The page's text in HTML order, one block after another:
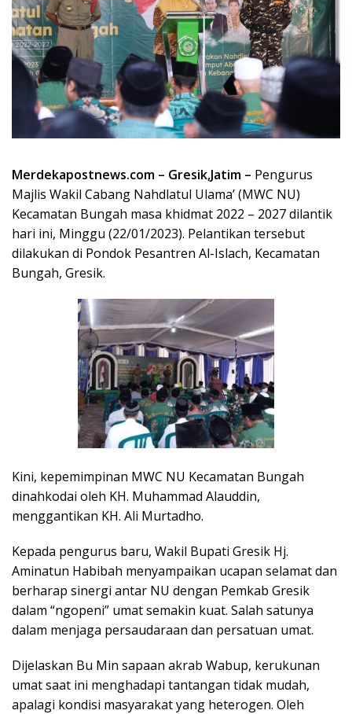
Merdekapostnews.com – Gresik,Jatim – Pengurus
Majlis Wakil Cabang Nahdlatul Ulama’ (MWC NU)
Kecamatan Bungah masa khidmat 2022 – 2027 dilantik
hari ini, Minggu (22/01/2023). Pelantikan tersebut
dilakukan di Pondok Pesantren Al-Islach, Kecamatan
Bungah, Gresik.
Kini, kepemimpinan MWC NU Kecamatan Bungah
dinahkodai oleh KH. Muhammad Alauddin,
menggantikan KH. Ali Murtadho.
Kepada pengurus baru, Wakil Bupati Gresik Hj.
Aminatun Habibah menyampaikan ucapan selamat dan
berharap sinergi antar NU dengan Pemkab Gresik
dalam “ngopeni” umat semakin kuat. Salah satunya
dalam menjaga persaudaraan dan persatuan umat.
Dijelaskan Bu Min sapaan akrab Wabup, kerukunan
umat saat ini menghadapi tantangan tidak mudah,
apalagi kondisi masyarakat yang heterogen. Oleh